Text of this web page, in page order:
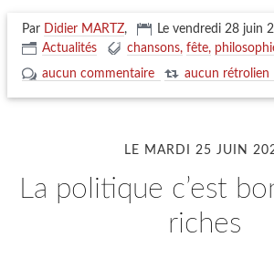
Par Didier MARTZ, Le vendredi 28 juin
Actualités
chansons fête
aucun commentaire
aucun rétrolien
LE MARDI 25 JUIN
riches